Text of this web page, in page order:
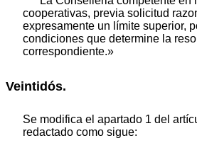
cooperativas, previa solicitud
expresamente un límite superior,
condiciones que determine la
correspondiente.»
Veintidós.
Se modifica el apartado 1 del
redactado como sigue: